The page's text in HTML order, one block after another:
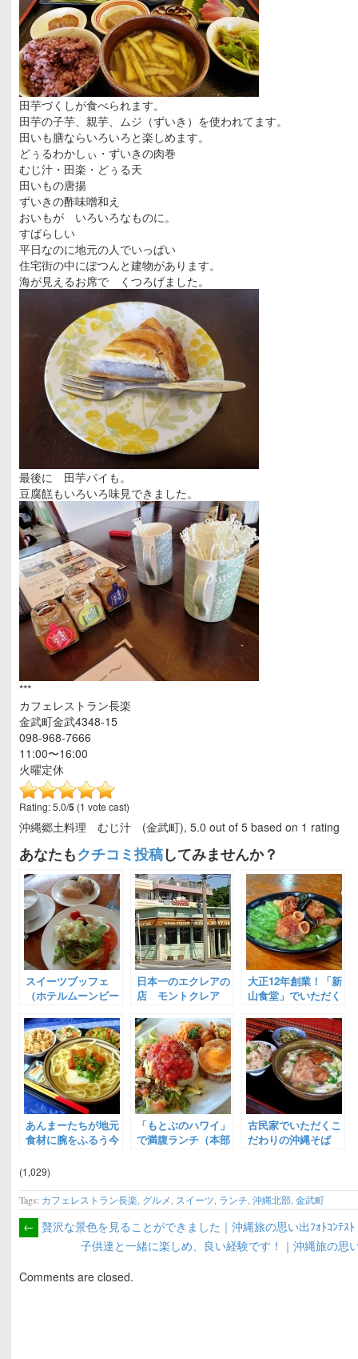
田芋づくしが食べられます。
田芋の子芋、親芋、ムジ（ずいき）を使われてます。
田いも膳ならいろいろと楽しめます。
どぅるわかしぃ・ずいきの肉巻
むじ汁・田楽・どぅる天
田いもの唐揚
ずいきの酢味噌和え
おいもが いろいろなものに。
すばらしい
平日なのに地元の人でいっぱい
住宅街の中にぽつんと建物があります。
海が見えるお席で くつろげました。
最後に 田芋パイも。
豆腐餻もいろいろ味見できました。
***
カフェレストラン長楽
金武町金武4348-15
098-968-7666
11:00〜16:00
火曜定休
Rating: 5.0/5 (1 vote cast)
沖縄郷土料理 むじ汁 (金武町),5.0 out of5 based on 1 rating
あなたもクチコミ投稿してみませんか？
スイーツブッフェ
（ホテルムーンビー
日本一のエクレアの
店 モントクレア
大正12年創業！「新
山食堂」でいただく
市）
あんまーたちが地元
食材に腕をふるう今
「もとぶのハワイ」
で満腹ランチ（本部
古民家でいただくこ
だわりの沖縄そば
(1,029)
Tags: カフェレストラン長楽 グルメ スイーツ ランチ ,沖縄北部 ,金武町
← 贅沢な景色を見ることができました｜沖縄旅の思い出ﾌｫﾄｺﾝﾃｽﾄ
子供達と一緒に楽しめ、良い経験です！｜沖縄旅の思
Comments are closed.